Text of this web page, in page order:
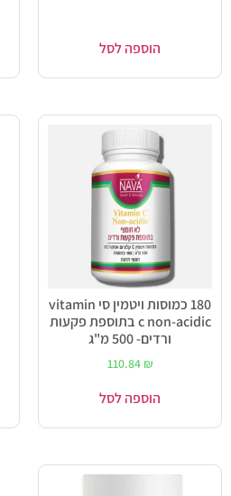
הוספה לסל
180 כמוסות ויטמין סי vitamin
c non-acidic בתוספת פקעות
ורדים- 500 מ"ג
110.84 ₪
הוספה לסל